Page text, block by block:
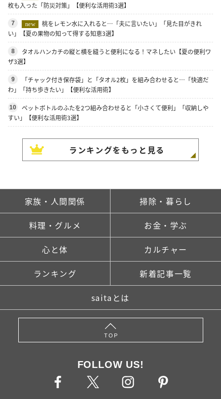
枚も入った「防災対策」【便利な活用術3選】
7 new
桃をレモン水に入れると…「夫に言いたい」「見た目がきれ
い」【夏の果物の知って得する知恵3選】
8
タオルハンカチの縦と横を縫うと便利になる！マネしたい【夏の便利ワ
ザ3選】
9
「チャック付き保存袋」と「タオル2枚」を組み合わせると…「快適だ
わ」「持ち歩きたい」【便利な活用術】
10
ペットボトルのふたを2つ組み合わせると「小さくて便利」「収納しや
すい」【便利な活用術3選】
ランキングをもっと見る
家族・人間関係 掃除・暮らし
料理・グルメ お金・学ぶ
心と体 カルチャー
ランキング 新着記事一覧
saitaとは
TOP
FOLLOW US!